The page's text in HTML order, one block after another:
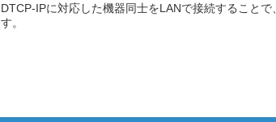
DTCP-IPに対応した機器同士をLANで接続すること
す。